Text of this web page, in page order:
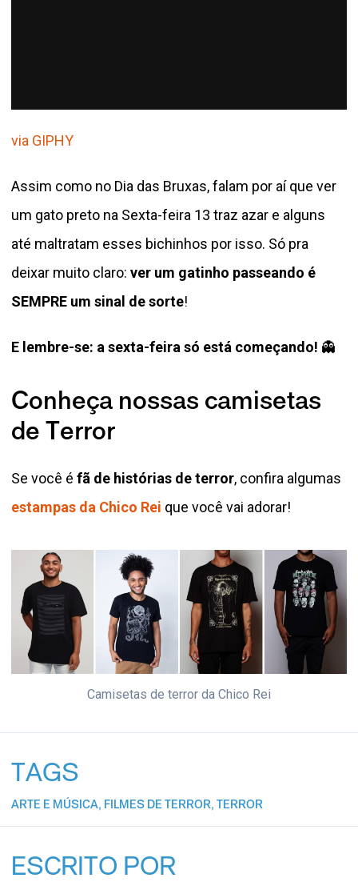
via GIPHY
Assim como no Dia das Bruxas, falam por aí que ver
um gato preto na Sexta-feira 13 traz azar e alguns
até maltratam esses bichinhos por isso. Só pra
deixar muito claro: ver um gatinho passeando é
SEMPRE um sinal de sorte!
E lembre-se: a sexta-feira só está começando! 👻
Conheça nossas camisetas
de Terror
Se você é fã de histórias de terror, confira algumas
estampas da Chico Rei que você vai adorar!
Camisetas de terror da Chico Rei
TAGS
ARTE E MÚSICA, FILMES DE TERROR, TERROR
ESCRITO POR